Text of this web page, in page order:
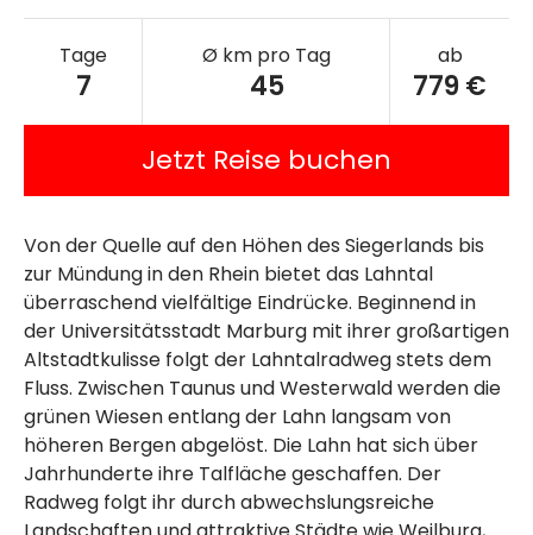
Tage
7
Ø km pro Tag
45
ab
779 €
Jetzt Reise buchen
Von der Quelle auf den Höhen des Siegerlands bis
zur Mündung in den Rhein bietet das Lahntal
überraschend vielfältige Eindrücke. Beginnend in
der Universitätsstadt Marburg mit ihrer großartigen
Altstadtkulisse folgt der Lahntalradweg stets dem
Fluss. Zwischen Taunus und Westerwald werden die
grünen Wiesen entlang der Lahn langsam von
höheren Bergen abgelöst. Die Lahn hat sich über
Jahrhunderte ihre Talfläche geschaffen. Der
Radweg folgt ihr durch abwechslungsreiche